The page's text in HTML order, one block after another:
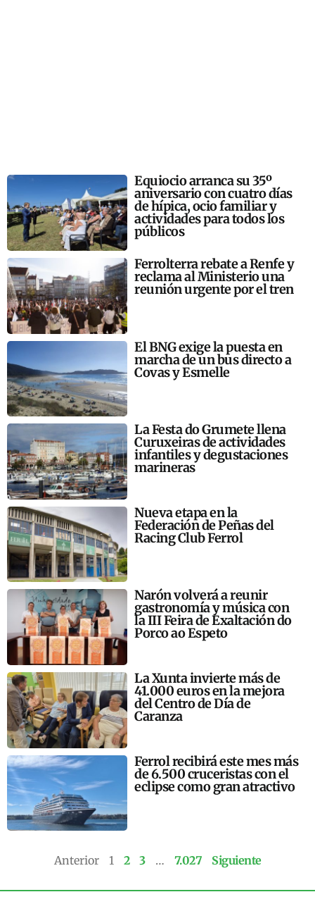
Equiocio arranca su 35º
aniversario con cuatro días
de hípica, ocio familiar y
actividades para todos los
públicos
Ferrolterra rebate a Renfe y
reclama al Ministerio una
reunión urgente por el tren
El BNG exige la puesta en
marcha de un bus directo a
Covas y Esmelle
La Festa do Grumete llena
Curuxeiras de actividades
infantiles y degustaciones
marineras
Nueva etapa en la
Federación de Peñas del
Racing Club Ferrol
Narón volverá a reunir
gastronomía y música con
la III Feira de Exaltación do
Porco ao Espeto
La Xunta invierte más de
41.000 euros en la mejora
del Centro de Día de
Caranza
Ferrol recibirá este mes más
de 6.500 cruceristas con el
eclipse como gran atractivo
Anterior 1 2 3 … 7.027 Siguiente